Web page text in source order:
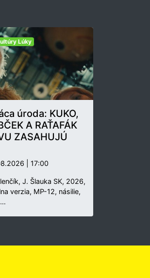
Lúky
úroda: KUKO,
A RAŤAFÁK
ZASAHUJÚ
| 17:00
J. Šlauka SK, 2026,
verzia, MP-12, násilie,